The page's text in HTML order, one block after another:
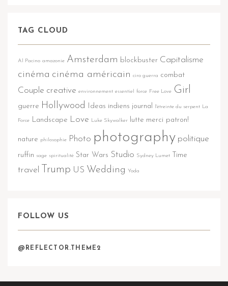
TAG CLOUD
Al Pacino amazonie Amsterdam blockbuster Capitalisme
cinéma cinéma américain ciro guerra combat
Couple creative environnement essentiel force Free Love Girl
guerre Hollywood Ideas indiens journal l'étreinte du serpent La
Force Landscape Love Luke Skywalker lutte merci patron!
nature philosophie Photo photography politique
ruffin sage spiritualité Star Wars Studio Sydney Lumet Time
travel Trump US Wedding Yoda
FOLLOW US
@REFLECTOR.THEME2